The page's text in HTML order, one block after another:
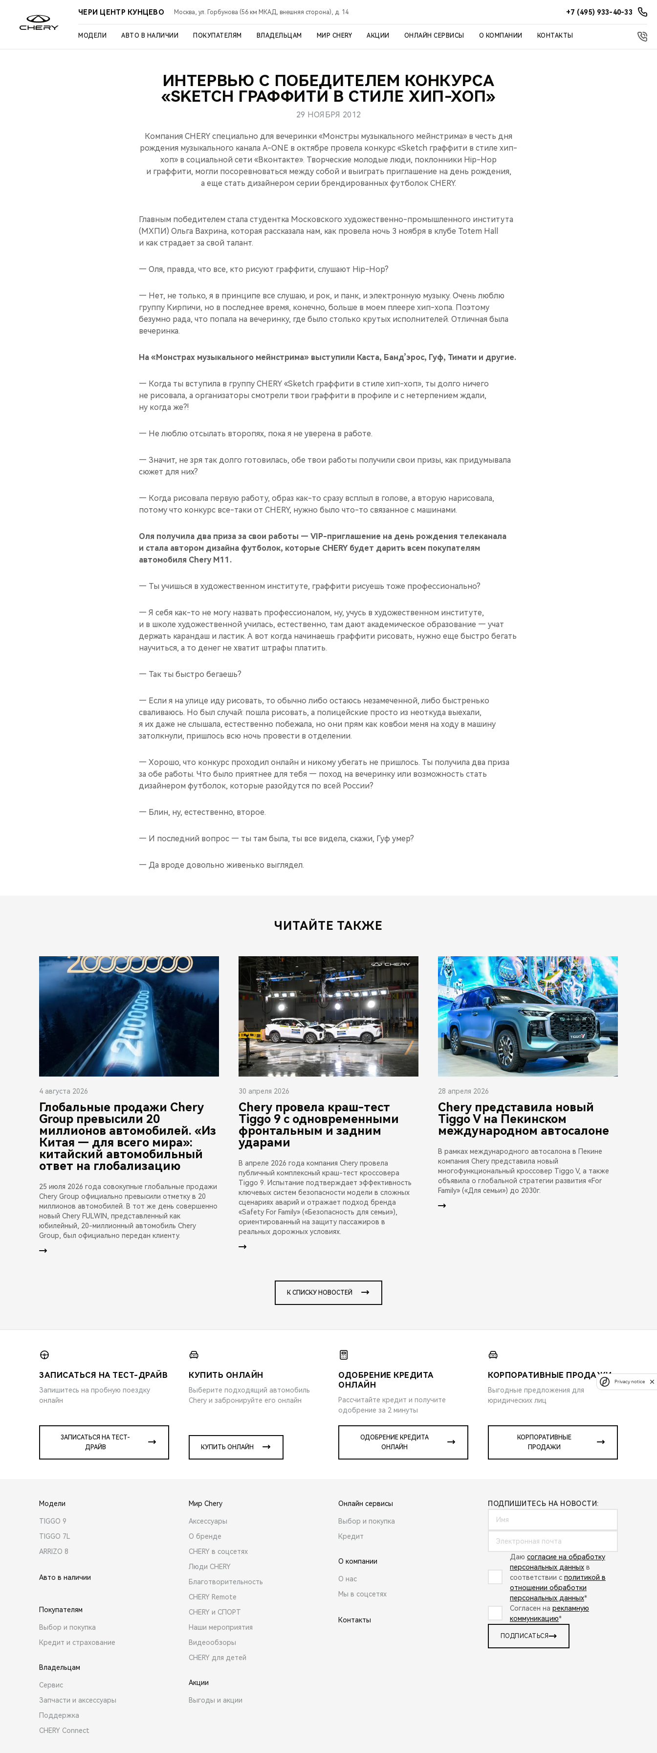
ЧЕРИ ЦЕНТР КУНЦЕВО Москва, ул. Горбунова (56 км МКАД, внешняя сторона), д. 14 +7 (495) 933-40-33
МОДЕЛИ АВТО В НАЛИЧИИ ПОКУПАТЕЛЯМ ВЛАДЕЛЬЦАМ МИР CHERY АКЦИИ ОНЛАЙН СЕРВИСЫ О КОМПАНИИ КОНТАКТЫ
ИНТЕРВЬЮ С ПОБЕДИТЕЛЕМ КОНКУРСА
«SKETCH ГРАФФИТИ В СТИЛЕ ХИП-ХОП»
29 НОЯБРЯ 2012
Компания CHERY специально для вечеринки «Монстры музыкального мейнстрима» в честь дня
рождения музыкального канала A-ONE в октябре провела конкурс «Sketch граффити в стиле хип-
хоп» в социальной сети «Вконтакте». Творческие молодые люди, поклонники Hip-Hop
и граффити, могли посоревноваться между собой и выиграть приглашение на день рождения,
а еще стать дизайнером серии брендированных футболок CHERY.
Главным победителем стала студентка Московского художественно-промышленного института
(МХПИ) Ольга Вахрина, которая рассказала нам, как провела ночь 3 ноября в клубе Totem Hall
и как страдает за свой талант.
— Оля, правда, что все, кто рисуют граффити, слушают Hip-Hop?
— Нет, не только, я в принципе все слушаю, и рок, и панк, и электронную музыку. Очень люблю
группу Кирпичи, но в последнее время, конечно, больше в моем плеере хип-хопа. Поэтому
безумно рада, что попала на вечеринку, где было столько крутых исполнителей. Отличная была
вечеринка.
На «Монстрах музыкального мейнстрима» выступили Каста, Банд’эрос, Гуф, Тимати и другие.
— Когда ты вступила в группу CHERY «Sketch граффити в стиле хип-хоп», ты долго ничего
не рисовала, а организаторы смотрели твои граффити в профиле и с нетерпением ждали,
ну когда же?!
— Не люблю отсылать второпях, пока я не уверена в работе.
— Значит, не зря так долго готовилась, обе твои работы получили свои призы, как придумывала
сюжет для них?
— Когда рисовала первую работу, образ как-то сразу всплыл в голове, а вторую нарисовала,
потому что конкурс все-таки от CHERY, нужно было что-то связанное с машинами.
Оля получила два приза за свои работы — VIP-приглашение на день рождения телеканала
и стала автором дизайна футболок, которые CHERY будет дарить всем покупателям
автомобиля Chery M11.
— Ты учишься в художественном институте, граффити рисуешь тоже профессионально?
— Я себя как-то не могу назвать профессионалом, ну, учусь в художественном институте,
и в школе художественной училась, естественно, там дают академическое образование — учат
держать карандаш и ластик. А вот когда начинаешь граффити рисовать, нужно еще быстро бегать
научиться, а то денег не хватит штрафы платить.
— Так ты быстро бегаешь?
— Если я на улице иду рисовать, то обычно либо остаюсь незамеченной, либо быстренько
сваливаюсь. Но был случай: пошла рисовать, а полицейские просто из неоткуда выехали,
я их даже не слышала, естественно побежала, но они прям как ковбои меня на ходу в машину
затолкнули, пришлось всю ночь провести в отделении.
— Хорошо, что конкурс проходил онлайн и никому убегать не пришлось. Ты получила два приза
за обе работы. Что было приятнее для тебя — поход на вечеринку или возможность стать
дизайнером футболок, которые разойдутся по всей России?
— Блин, ну, естественно, второе.
— И последний вопрос — ты там была, ты все видела, скажи, Гуф умер?
— Да вроде довольно живенько выглядел.
ЧИТАЙТЕ ТАКЖЕ
4 августа 2026
Глобальные продажи Chery
Group превысили 20
миллионов автомобилей. «Из
Китая — для всего мира»:
китайский автомобильный
ответ на глобализацию
25 июля 2026 года совокупные глобальные продажи
Chery Group официально превысили отметку в 20
миллионов автомобилей. В тот же день совершенно
новый Chery FULWIN, представленный как
юбилейный, 20-миллионный автомобиль Chery
Group, был официально передан клиенту.
30 апреля 2026
Chery провела краш-тест
Tiggo 9 с одновременными
фронтальным и задним
ударами
В апреле 2026 года компания Chery провела
публичный комплексный краш-тест кроссовера
Tiggo 9. Испытание подтверждает эффективность
ключевых систем безопасности модели в сложных
сценариях аварий и отражает подход бренда
«Safety For Family» («Безопасность для семьи»),
ориентированный на защиту пассажиров в
реальных дорожных условиях.
28 апреля 2026
Chery представила новый
Tiggo V на Пекинском
международном автосалоне
В рамках международного автосалона в Пекине
компания Chery представила новый
многофункциональный кроссовер Tiggo V, а также
объявила о глобальной стратегии развития «For
Family» («Для семьи») до 2030г.
К СПИСКУ НОВОСТЕЙ
ЗАПИСАТЬСЯ НА ТЕСТ-ДРАЙВ
Запишитесь на пробную поездку
онлайн
ЗАПИСАТЬСЯ НА ТЕСТ-
ДРАЙВ
КУПИТЬ ОНЛАЙН
Выберите подходящий автомобиль
Chery и забронируйте его онлайн
КУПИТЬ ОНЛАЙН
ОДОБРЕНИЕ КРЕДИТА
ОНЛАЙН
Рассчитайте кредит и получите
одобрение за 2 минуты
ОДОБРЕНИЕ КРЕДИТА
ОНЛАЙН
КОРПОРАТИВНЫЕ ПРОДАЖИ
Выгодные предложения для
юридических лиц
КОРПОРАТИВНЫЕ
ПРОДАЖИ
Модели
TIGGO 9
TIGGO 7L
ARRIZO 8
Авто в наличии
Покупателям
Выбор и покупка
Кредит и страхование
Владельцам
Сервис
Запчасти и аксессуары
Поддержка
CHERY Connect
Мир Chery
Аксессуары
О бренде
CHERY в соцсетях
Люди CHERY
Благотворительность
CHERY Remote
CHERY и СПОРТ
Наши мероприятия
Видеообзоры
CHERY для детей
Акции
Выгоды и акции
Онлайн сервисы
Выбор и покупка
Кредит
О компании
О нас
Мы в соцсетях
Контакты
ПОДПИШИТЕСЬ НА НОВОСТИ:
Даю согласие на обработку
персональных данных в
соответствии с политикой в
отношении обработки
персональных данных*
Согласен на рекламную
коммуникацию*
ПОДПИСАТЬСЯ
Privacy notice